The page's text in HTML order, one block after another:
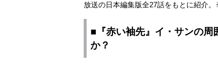
放送の日本編集版全27話をもとに紹介
■『赤い袖先』イ・サンの周
か？